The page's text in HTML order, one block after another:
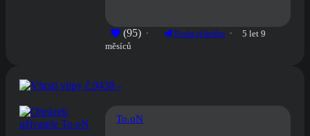
(95) Poslat přátelům
5 let 9
měsíců
To.oN